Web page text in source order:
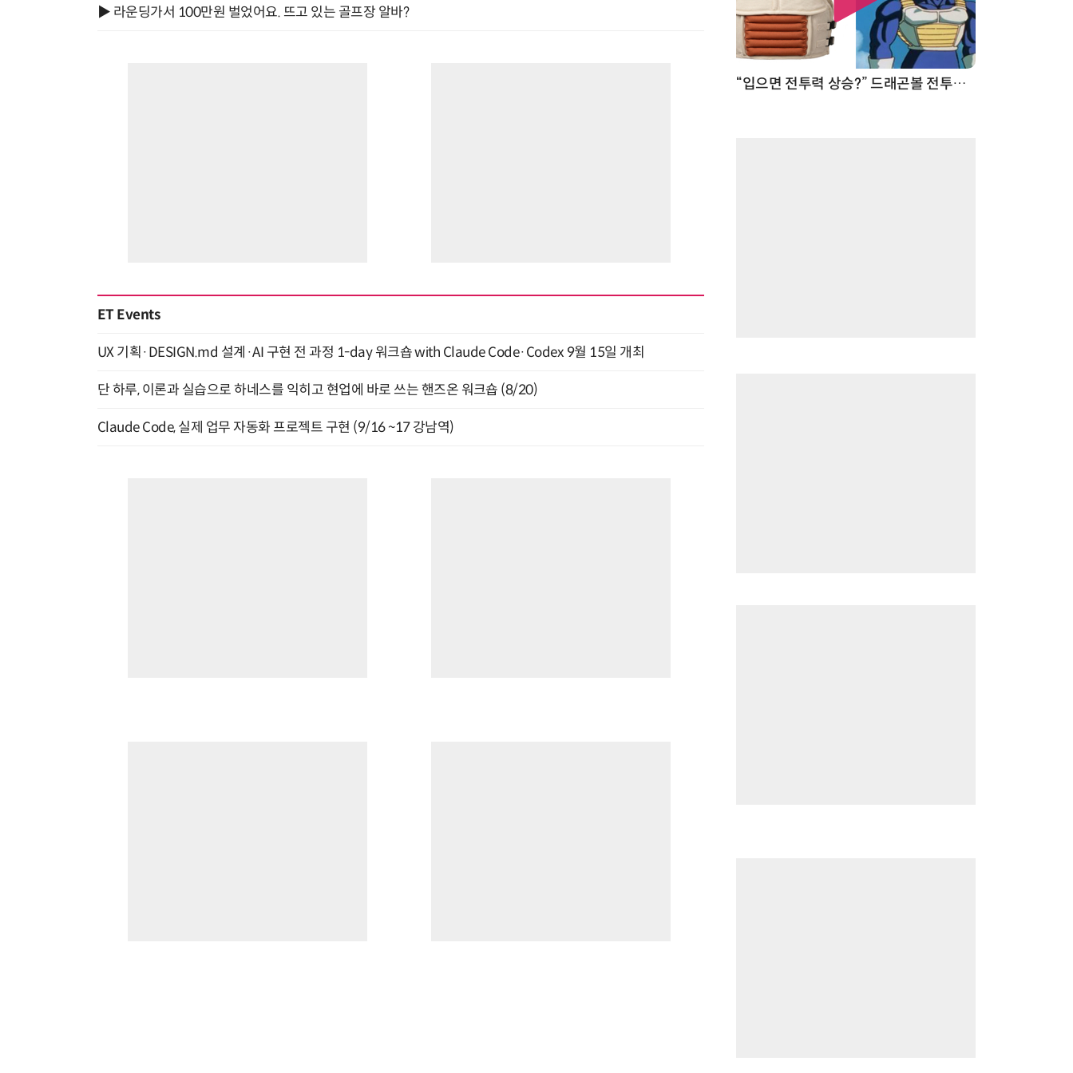
▶ 라운딩가서 100만원 벌었어요. 뜨고 있는 골프장 알바?
ET Events
UX 기획·DESIGN.md 설계·AI 구현 전 과정 1-day 워크숍 with Claude Code·Codex 9월 15일 개최
단 하루, 이론과 실습으로 하네스를 익히고 현업에 바로 쓰는 핸즈온 워크숍 (8/20)
Claude Code, 실제 업무 자동화 프로젝트 구현 (9/16 ~17 강남역)
“입으면 전투력 상승?” 드래곤볼 전투복 닮은 중량조끼